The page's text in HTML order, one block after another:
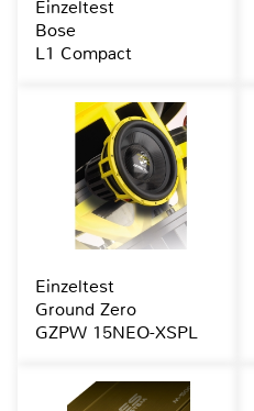
Einzeltest
Bose
L1 Compact
Einzeltest
Ground Zero
GZPW 15NEO-XSPL